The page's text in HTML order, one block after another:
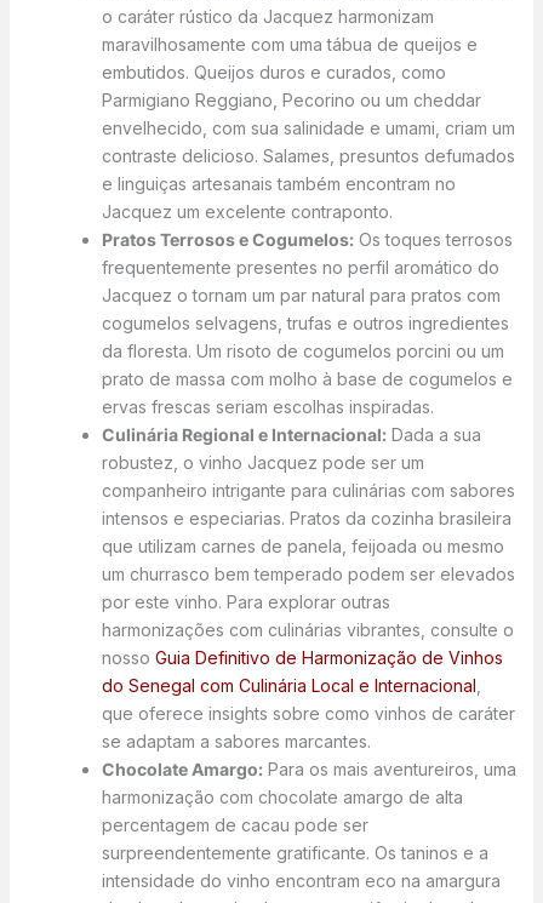
o caráter rústico da Jacquez harmonizam
maravilhosamente com uma tábua de queijos e
embutidos. Queijos duros e curados, como
Parmigiano Reggiano, Pecorino ou um cheddar
envelhecido, com sua salinidade e umami, criam um
contraste delicioso. Salames, presuntos defumados
e linguiças artesanais também encontram no
Jacquez um excelente contraponto.
Pratos Terrosos e Cogumelos:Os toques terrosos
frequentemente presentes no perfil aromático do
Jacquez o tornam um par natural para pratos com
cogumelos selvagens, trufas e outros ingredientes
da floresta. Um risoto de cogumelos porcini ou um
prato de massa com molho à base de cogumelos e
ervas frescas seriam escolhas inspiradas.
Culinária Regional e Internacional:Dada a sua
robustez, o vinho Jacquez pode ser um
companheiro intrigante para culinárias com sabores
intensos e especiarias. Pratos da cozinha brasileira
que utilizam carnes de panela, feijoada ou mesmo
um churrasco bem temperado podem ser elevados
por este vinho. Para explorar outras
harmonizações com culinárias vibrantes, consulte o
nosso Guia Definitivo de Harmonização de Vinhos
do Senegal com Culinária Local e Internacional
que oferece insights sobre como vinhos de caráter
se adaptam a sabores marcantes.
Chocolate Amargo:Para os mais aventureiros, uma
harmonização com chocolate amargo de alta
percentagem de cacau pode ser
surpreendentemente gratificante. Os taninos e a
intensidade do vinho encontram eco na amargura